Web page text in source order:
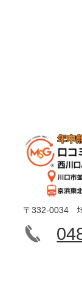
〒332-0034